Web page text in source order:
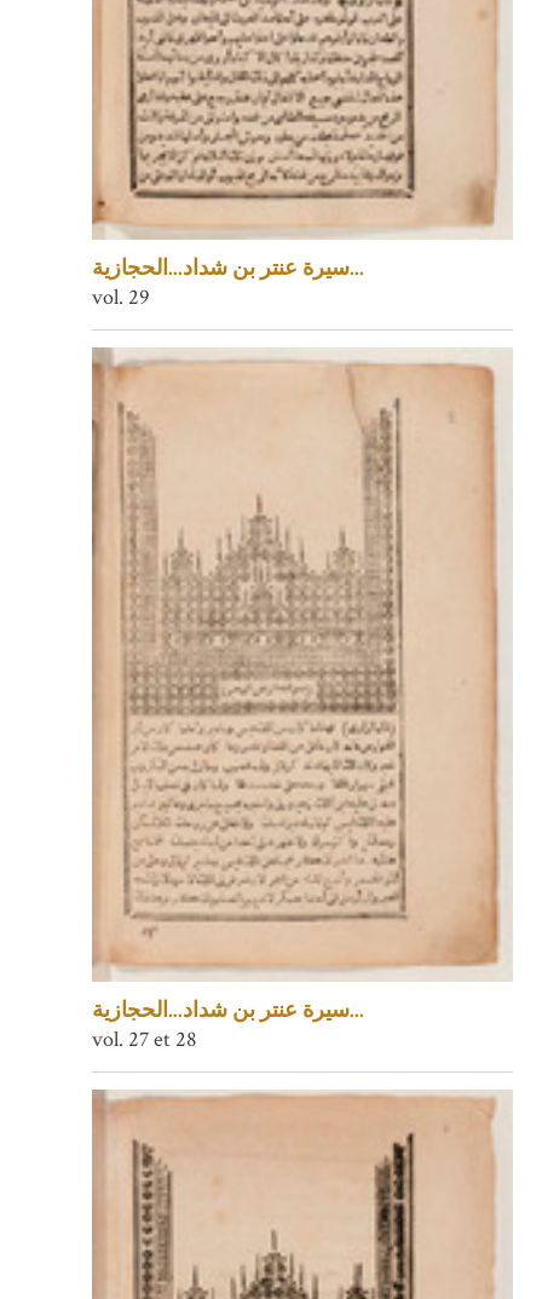
سيرة عنتر بن شداد...الحجازية...
vol. 29
سيرة عنتر بن شداد...الحجازية...
vol. 27 et 28